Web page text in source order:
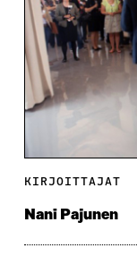
KIRJOITTAJAT
Nani Pajunen